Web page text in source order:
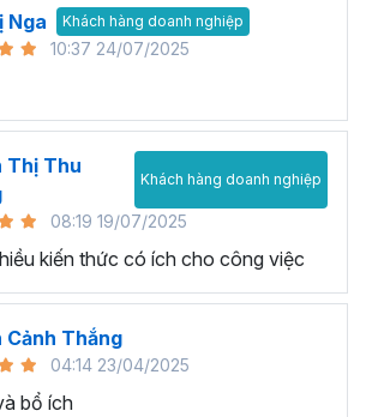
Nga Khách hàng doanh nghiệp
10:37 24/07/2025
Thị Thu
Khách hàng doanh nghiệp
08:19 19/07/2025
kiến thức có ích cho công việc
Cảnh Thắng
04:14 23/04/2025
bổ ích